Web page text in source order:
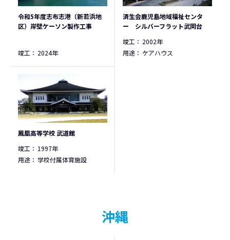
令和5年度志布志港（新若浜地
区）岸壁ケーソン製作工事
竣工： 2024年
済生会鹿児島地域福祉センタ
ー シルバーフラット武岡台
竣工： 2002年
用途： ケアハウス
鳳凰高等学校 武道館
竣工： 1997年
用途： 学校付属体育施設
沖縄